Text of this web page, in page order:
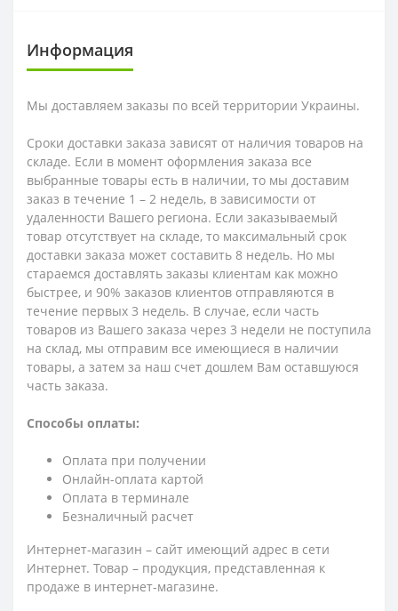
Информация
Мы доставляем заказы по всей территории Украины.
Сроки доставки заказа зависят от наличия товаров на
складе. Если в момент оформления заказа все
выбранные товары есть в наличии, то мы доставим
заказ в течение 1 – 2 недель, в зависимости от
удаленности Вашего региона. Если заказываемый
товар отсутствует на складе, то максимальный срок
доставки заказа может составить 8 недель. Но мы
стараемся доставлять заказы клиентам как можно
быстрее, и 90% заказов клиентов отправляются в
течение первых 3 недель. В случае, если часть
товаров из Вашего заказа через 3 недели не поступила
на склад, мы отправим все имеющиеся в наличии
товары, а затем за наш счет дошлем Вам оставшуюся
часть заказа.
Способы оплаты:
Оплата при получении
Онлайн-оплата картой
Оплата в терминале
Безналичный расчет
Интернет-магазин – сайт имеющий адрес в сети
Интернет. Товар – продукция, представленная к
продаже в интернет-магазине.